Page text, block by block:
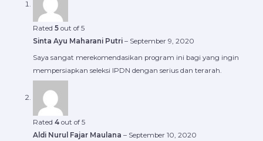
Rated 5out of 5
Sinta Ayu Maharani Putri – September 9, 2020
Saya sangat merekomendasikan program ini bagi yang ingin
mempersiapkan seleksi IPDN dengan serius dan terarah.
Rated 4out of 5
Aldi Nurul Fajar Maulana – September 10, 2020